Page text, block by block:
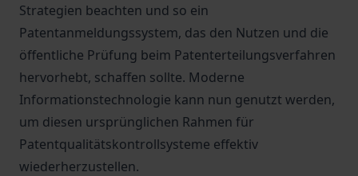
Strategien beachten und so ein
Patentanmeldungssystem, das den Nutzen und die
öffentliche Prüfung beim Patenterteilungsverfahren
hervorhebt, schaffen sollte. Moderne
Informationstechnologie kann nun genutzt werden,
um diesen ursprünglichen Rahmen für
Patentqualitätskontrollsysteme effektiv
wiederherzustellen.